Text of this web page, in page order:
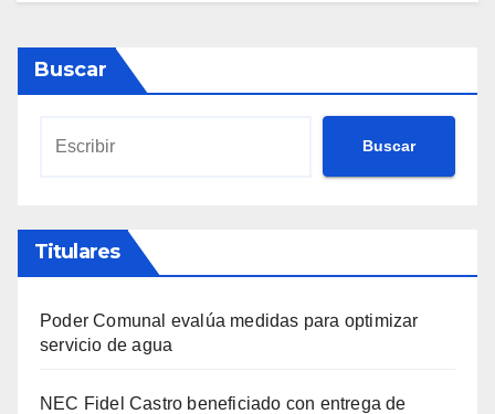
Buscar
Buscar
Titulares
Poder Comunal evalúa medidas para optimizar
servicio de agua
NEC Fidel Castro beneficiado con entrega de